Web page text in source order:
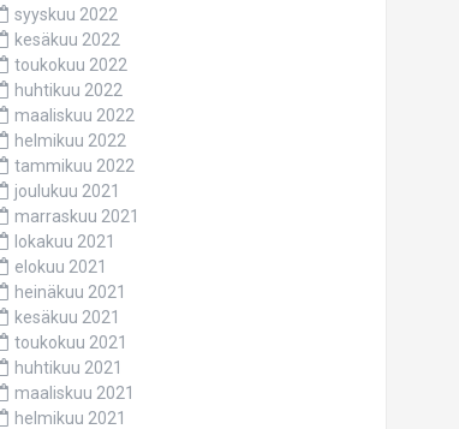
syyskuu 2022
kesäkuu 2022
toukokuu 2022
huhtikuu 2022
maaliskuu 2022
helmikuu 2022
tammikuu 2022
joulukuu 2021
marraskuu 2021
lokakuu 2021
elokuu 2021
heinäkuu 2021
kesäkuu 2021
toukokuu 2021
huhtikuu 2021
maaliskuu 2021
helmikuu 2021